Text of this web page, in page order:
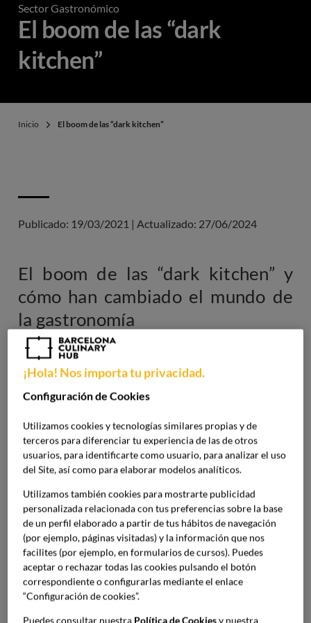
Sector Gastronómico
El boom de las “dark
kitchen”
Inicio El boom de las “dark kitchen”
Publicado: 19/03/2021 | Actualizado: 27/06/2024
El boom de las “dark kitchen” y
cómo han cambiado el mundo de
la gastronomía
La pandemia y sus restricciones han hecho que las
cocinas se adapten a entrega a domicilio.
Barcelona Culinary Hub ofrece el máster “Innovación,
Emprendimiento y Gestión Culinaria” para los
interesados en este cambio de modelo de negocio.
Barcelona, 19 de marzo de 2021
Las grandes ciudades y su ritmo tan acelerado han
cambiado todos nuestros hábitos gastronómicos y de
ocio. Pero no solo eso, la pandemia y los cierres de bares y
restaurantes al público han hecho que los negocios se
adapten y cambien para poder seguir estando activos. Por
¡Hola! Nos importa tu privacidad.
Configuración de Cookies
Utilizamos cookies y tecnologías similares propias y de
terceros para diferenciar tu experiencia de las de otros
usuarios, para identificarte como usuario, para analizar el uso
del Site, así como para elaborar modelos analíticos.
Utilizamos también cookies para mostrarte publicidad
personalizada relacionada con tus preferencias sobre la base
de un perfil elaborado a partir de tus hábitos de navegación
(por ejemplo, páginas visitadas) y la información que nos
facilites (por ejemplo, en formularios de cursos). Puedes
aceptar o rechazar todas las cookies pulsando el botón
correspondiente o configurarlas mediante el enlace
“Configuración de cookies”.
Puedes consultar nuestra Política de Cookiesy nuestra